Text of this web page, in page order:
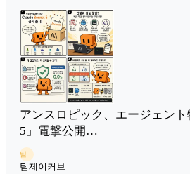
アンスロピック、エージェント
5」電撃公開…
팀
팀제이커브